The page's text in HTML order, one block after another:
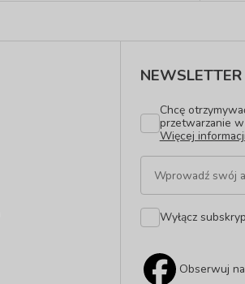
NEWSLETTER
Chcę
przetwarzanie
Więcej informacji
Wyłącz
Obserwuj